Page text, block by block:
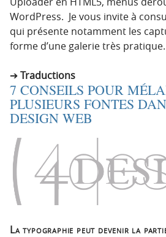
WordPress. Je vous invite à
qui présente notamment les
forme d’une galerie très pratique.
Traductions
7 CONSEILS POUR
PLUSIEURS FONTES
DESIGN WEB
La typographie peut devenir la